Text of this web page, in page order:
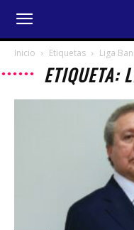
Inicio Etiquetas Liga
ETIQUETA: